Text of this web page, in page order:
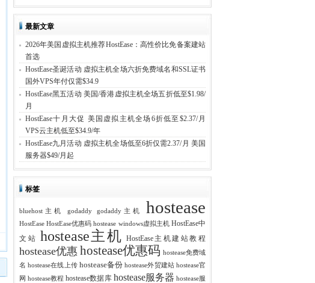
最新文章
2026年美国虚拟主机推荐HostEase：高性价比免备案建站
首选
HostEase圣诞活动 虚拟主机全场六折免费域名和SSL证书
国外VPS年付仅需$34.9
HostEase黑五活动 美国/香港虚拟主机全场五折低至$1.98/
月
HostEase十月大促 美国虚拟主机全场6折低至$2.37/月
VPS云主机低至$34.9/年
HostEase九月活动 虚拟主机全场低至6折仅需2.37/月 美国
服务器$49/月起
标签
bluehost主机 godaddy godaddy主机 hostease
HostEase HostEase优惠码 hostease windows虚拟主机 HostEase中
文站 hostease主机 HostEase主机建站教程
hostease优惠 hostease优惠码 hostease免费域
名 hostease在线上传 hostease备份 hostease外贸建站 hostease官
网 hostease教程 hostease数据库 hostease服务器 hostease服